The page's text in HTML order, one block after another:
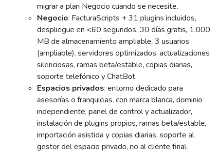
migrar a plan Negocio cuando se necesite.
Negocio: FacturaScripts + 31 plugins incluidos,
despliegue en <60 segundos, 30 días gratis, 1.000
MB de almacenamiento ampliable, 3 usuarios
(ampliable), servidores optimizados, actualizaciones
silenciosas, ramas beta/estable, copias diarias,
soporte telefónico y ChatBot.
Espacios privados: entorno dedicado para
asesorías o franquicias, con marca blanca, dominio
independiente, panel de control y actualizador,
instalación de plugins propios, ramas beta/estable,
importación asistida y copias diarias; soporte al
gestor del espacio privado, no al cliente final.